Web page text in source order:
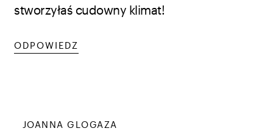
stworzyłaś cudowny klimat!
ODPOWIEDZ
JOANNA GLOGAZA